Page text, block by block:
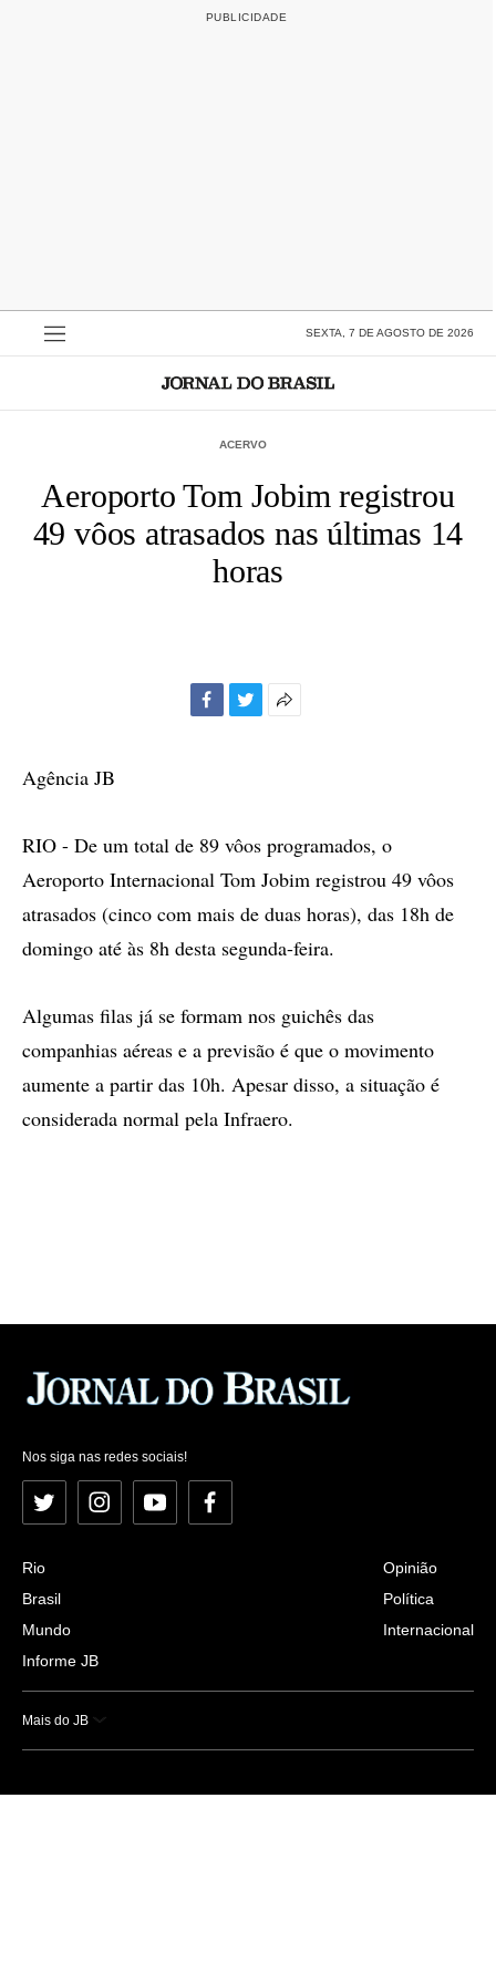
SEXTA, 7 DE AGOSTO DE 2026
ACERVO
Aeroporto Tom Jobim registrou
49 vôos atrasados nas últimas 14
horas
Agência JB
RIO - De um total de 89 vôos programados, o
Aeroporto Internacional Tom Jobim registrou 49 vôos
atrasados (cinco com mais de duas horas), das 18h de
domingo até às 8h desta segunda-feira.
Algumas filas já se formam nos guichês das
companhias aéreas e a previsão é que o movimento
aumente a partir das 10h. Apesar disso, a situação é
considerada normal pela Infraero.
Nos siga nas redes sociais!
Twitter InstagramYouTubeFacebook
Rio
Brasil
Mundo
Informe JB
Opinião
Política
Internacional
Mais do JB
Esportes